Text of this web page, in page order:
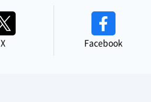
X Facebook